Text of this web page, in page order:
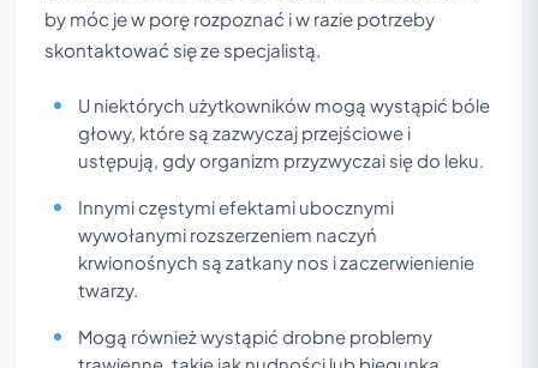
by móc je w porę rozpoznać i w razie potrzeby
skontaktować się ze specjalistą.
U niektórych użytkowników mogą wystąpić bóle
głowy, które są zazwyczaj przejściowe i
ustępują, gdy organizm przyzwyczai się do leku.
Innymi częstymi efektami ubocznymi
wywołanymi rozszerzeniem naczyń
krwionośnych są zatkany nos i zaczerwienienie
twarzy.
Mogą również wystąpić drobne problemy